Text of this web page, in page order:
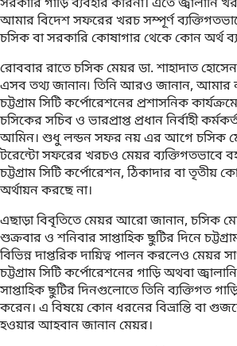
সরকারি গাড়ি ব্যবহার করিনা। এতে জ্বালানি
আমার বিদেশ সফরের খরচ সম্পূর্ণ
চসিক বা সরকারি কোষাগার থেকে কোন অর্থ
রোববার রাতে চসিক মেয়র ডা. শাহাদাত
এসব তথ্য জানান৷ তিনি আরও জানান, আমার
চট্টগ্রাম সিটি কর্পোরেশনের প্রশাসনিক
চসিকের সচিব ও ভারপ্রাপ্ত প্রধান নির্বাহী
আমিন। শুধু লন্ডন সফর নয় এর আগে চসিক
টরেন্টো সফরের খরচও মেয়র ব্যক্তিগতভাবে
চট্টগ্রাম সিটি কর্পোরেশন, ঠিকাদার বা
অর্থায়ন করছে না।
এছাড়া বিবৃতিতে মেয়র আরো জানান, চসিক
শুক্রবার ও শনিবার সাপ্তাহিক ছুটির দিনে
বিভিন্ন দাপ্তরিক দায়িত্ব পালন করলেও মেয়র
চট্টগ্রাম সিটি কর্পোরেশনের গাড়ি অথবা
সাপ্তাহিক ছুটির দিনগুলোতে তিনি ব্যক্তিগত
করেন। এ বিষয়ে কোন ধরনের বিভ্রান্তি বা
হওয়ার আহবান জানান মেয়র।